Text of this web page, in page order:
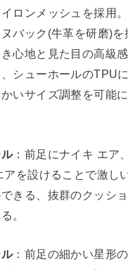
ロンメッシュを採用
バック(牛革を研磨)を
心地と見た目の高級
シューホールのTPU
いサイズ調整を可能
：前足にナイキ エア
アを設けることで激し
きる、抜群のクッシ
。
：前足の細かい星形